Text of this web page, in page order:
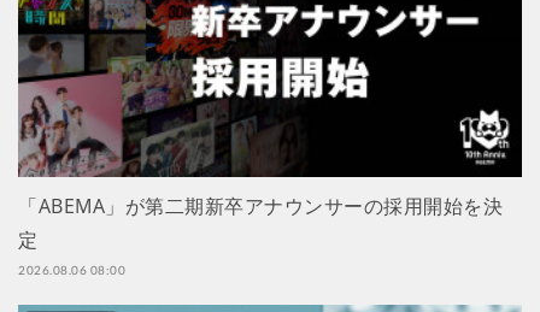
「ABEMA」が第二期新卒アナウンサーの採用開始を決
定
2026.08.06 08:00